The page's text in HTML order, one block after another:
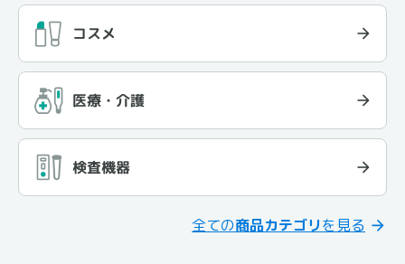
コスメ
医療・介護
検査機器
全ての商品カテゴリを見る